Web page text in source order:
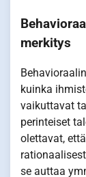
merkitys
kuinka
vaikuttavat
perinteiset
olettavat,
se auttaa